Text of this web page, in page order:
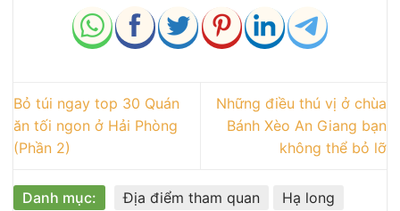
Bỏ túi ngay top 30 Quán
ăn tối ngon ở Hải Phòng
(Phần 2)
Những điều thú vị ở chùa
Bánh Xèo An Giang bạn
không thể bỏ lỡ
Danh mục: Địa điểm tham quan Hạ long